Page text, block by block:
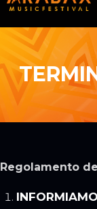
Regolamento